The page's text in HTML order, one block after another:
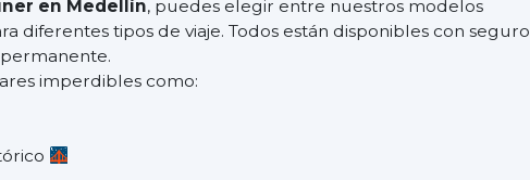
en Medellín, puedes elegir entre nuestros modelos
diferentes tipos de viaje. Todos están disponibles con seguro
imperdibles como: